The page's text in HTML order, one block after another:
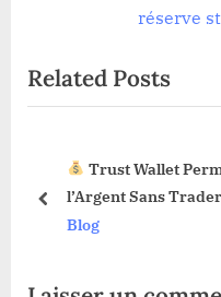
o
u
o
:
t
P
s
t
:
réserve
Related Posts
Trust Wallet
l’Argent Sans
Dévoilées !
Blog
prev